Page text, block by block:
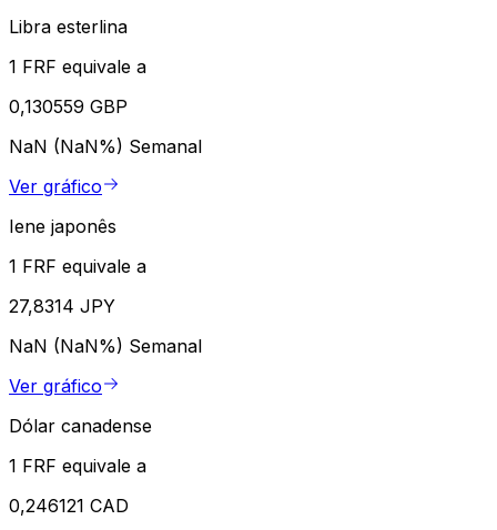
Libra esterlina
1 FRF equivale a
0,130559 GBP
NaN (NaN%) Semanal
Ver gráfico
Iene japonês
1 FRF equivale a
27,8314 JPY
NaN (NaN%) Semanal
Ver gráfico
Dólar canadense
1 FRF equivale a
0,246121 CAD